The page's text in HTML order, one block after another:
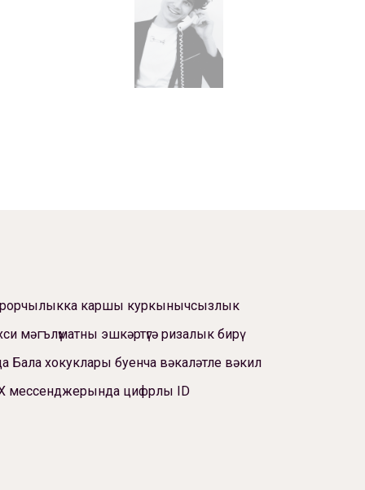
каршы куркынычсызлык
мәгълүматны эшкәртүгә ризалык бирү
Бала хокуклары буенча вәкаләтле вәкил
мессенджерында цифрлы ID